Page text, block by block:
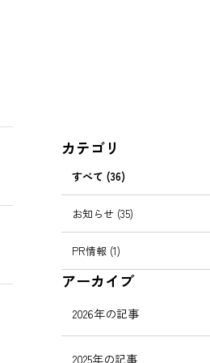
カテゴリ
すべて (36)
お知らせ (35)
PR情報 (1)
アーカイブ
2026年の記事
2025年の記事